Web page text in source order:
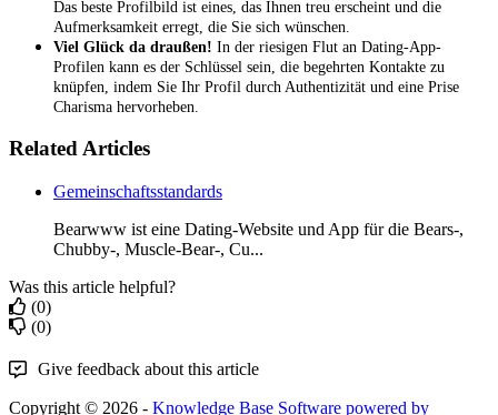
Das beste Profilbild ist eines, das Ihnen treu erscheint und die
Aufmerksamkeit erregt, die Sie sich wünschen.
Viel Glück da draußen! In der riesigen Flut an Dating-App-
Profilen kann es der Schlüssel sein, die begehrten Kontakte zu
knüpfen, indem Sie Ihr Profil durch Authentizität und eine Prise
Charisma hervorheben.
Related Articles
Gemeinschaftsstandards
Bearwww ist eine Dating-Website und App für die Bears-,
Chubby-, Muscle-Bear-, Cu...
Was this article helpful?
(0)
(0)
Give feedback about this article
Copyright © 2026 - Knowledge Base Software powered by